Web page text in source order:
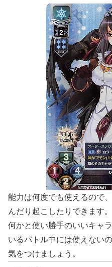
能力は何度でも使えるので
んだり起こしたりできます。
何かと使い勝手のいいキャ
いるバトル中には使えない
気をつけましょう。